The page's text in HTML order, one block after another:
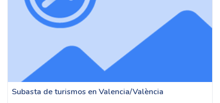
Subasta de turismos en Valencia/València